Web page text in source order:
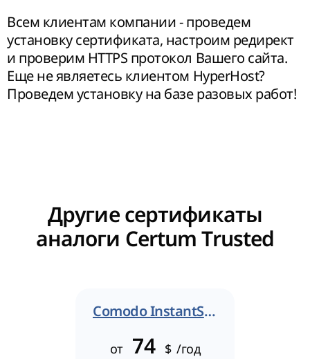
Всем клиентам компании - проведем
установку сертификата, настроим редирект
и проверим HTTPS протокол Вашего сайта.
Еще не являетесь клиентом HyperHost?
Проведем установку на базе разовых работ!
Другие сертификаты
аналоги Certum Trusted
Comodo InstantSSL
от 74 $ /год